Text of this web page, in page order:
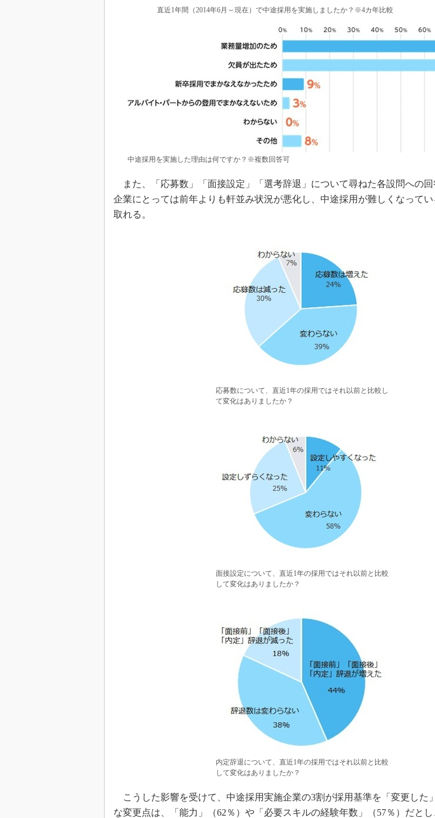
直近1年間（2014年6月～現在）で中途採用を実施しましたか？※4カ年比較
中途採用を実施した理由は何ですか？※複数回答可
また、「応募数」「面接設定」「選考辞退」について尋ねた各設問への回
企業にとっては前年よりも軒並み状況が悪化し、中途採用が難しくなって
取れる。
応募数について、直近1年の採用ではそれ以前と比較し
て変化はありましたか？
面接設定について、直近1年の採用ではそれ以前と比較
して変化はありましたか？
内定辞退について、直近1年の採用ではそれ以前と比較
して変化はありましたか？
こうした影響を受けて、中途採用実施企業の3割が採用基準を「変更した
な変更点は、「能力」（62％）や「必要スキルの経験年数」（57％）だと